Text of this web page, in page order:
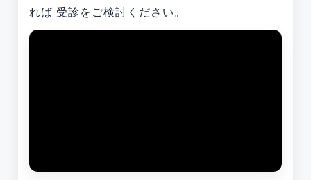
れば 受診をご検討ください。